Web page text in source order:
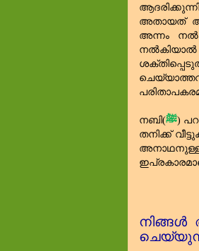
അതായത്‌
അന്നം
നബി(ﷺ)
തനിക്ക്‌
നിങ്ങൾ